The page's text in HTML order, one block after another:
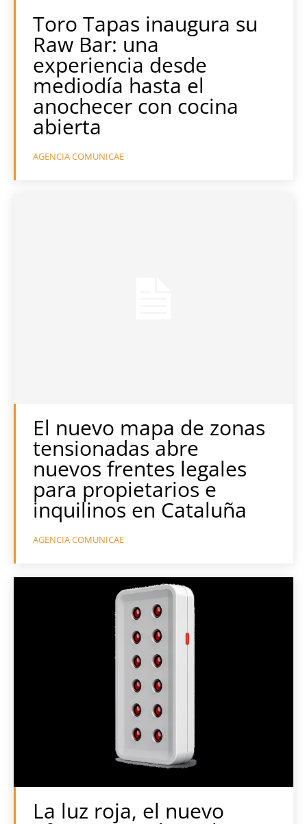
Toro Tapas inaugura su
Raw Bar: una
experiencia desde
mediodía hasta el
anochecer con cocina
abierta
AGENCIA COMUNICAE
El nuevo mapa de zonas
tensionadas abre
nuevos frentes legales
para propietarios e
inquilinos en Cataluña
AGENCIA COMUNICAE
La luz roja, el nuevo